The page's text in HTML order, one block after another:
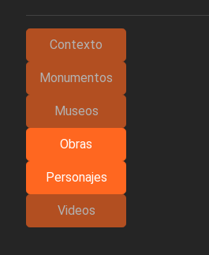
Contexto
Monumentos
Museos
Obras
Personajes
Videos